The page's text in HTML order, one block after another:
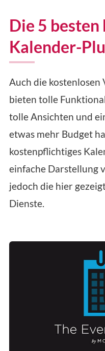
Die 5
Kalender-
Auch die
bieten tolle
tolle Ansichten und
etwas mehr Budget
kostenpflichtiges
einfache Darstellung
jedoch die hier
Dienste.